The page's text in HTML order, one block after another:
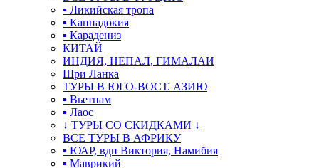
▪ Ликийская тропа
▪ Каппадокия
▪ Карадениз
КИТАЙ
ИНДИЯ, НЕПАЛ, ГИМАЛАИ
Шри Ланка
ТУРЫ В ЮГО-ВОСТ. АЗИЮ
▪ Вьетнам
▪ Лаос
↓ ТУРЫ СО СКИДКАМИ ↓
ВСЕ ТУРЫ В АФРИКУ
▪ ЮАР, вдп Виктория, Намибия
▪ Маврикий